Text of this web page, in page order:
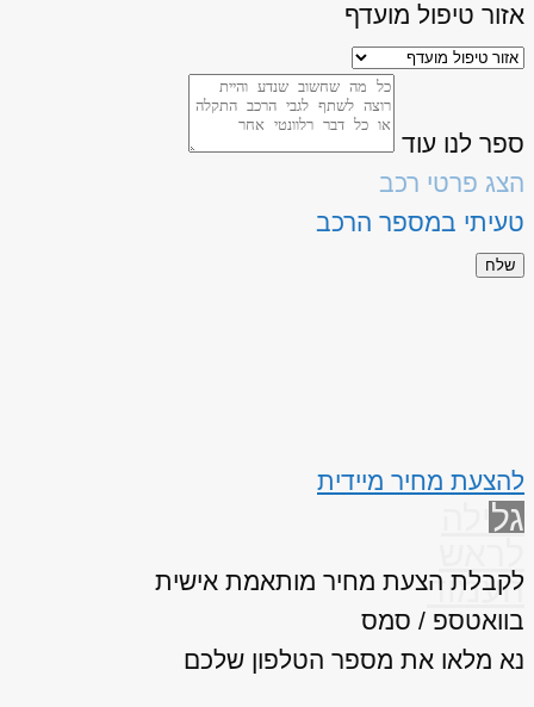
אזור טיפול מועדף
ספר לנו עוד
הצג פרטי רכב
טעיתי במספר הרכב
שלח
להצעת מחיר מיידית
גלילה
העמוד
לקבלת הצעת מחיר מותאמת אישית
בוואטספ / סמס
נא מלאו את מספר הטלפון שלכם